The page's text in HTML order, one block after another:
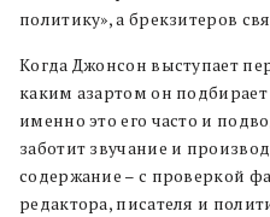
политику», а брекзитеров
Когда Джонсон выступает
каким азартом он подбирает
именно это его часто и
заботит звучание и
содержание – с проверкой
редактора, писателя и